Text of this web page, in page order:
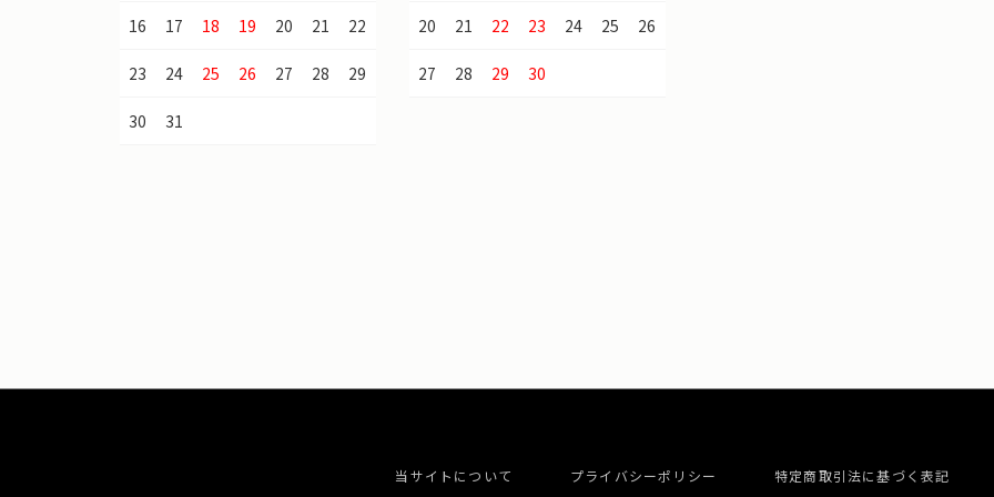
16 17 18 19 20 21 22
23 24 25 26 27 28 29
30 31
20 21 22 23 24 25 26
27 28 29 30
当サイトについて プライバシーポリシー 特定商取引法に基づく表記